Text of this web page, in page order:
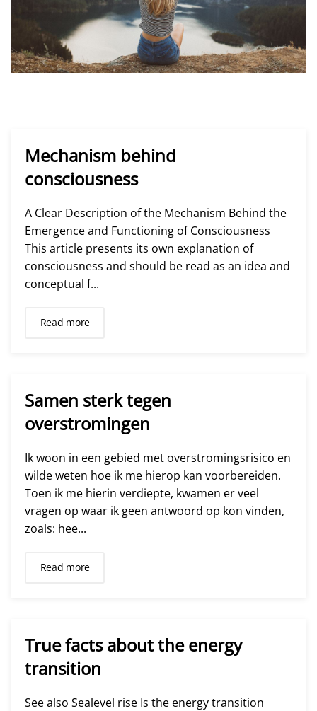
Mechanism behind
consciousness
A Clear Description of the Mechanism Behind the
Emergence and Functioning of Consciousness
This article presents its own explanation of
consciousness and should be read as an idea and
conceptual f...
Read more
Samen sterk tegen
overstromingen
Ik woon in een gebied met overstromingsrisico en
wilde weten hoe ik me hierop kan voorbereiden.
Toen ik me hierin verdiepte, kwamen er veel
vragen op waar ik geen antwoord op kon vinden,
zoals: hee...
Read more
True facts about the energy
transition
See also Sealevel rise Is the energy transition